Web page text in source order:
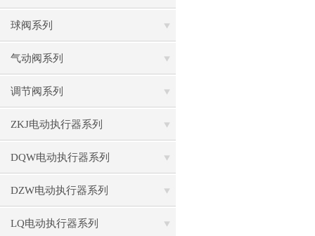
球阀系列
气动阀系列
调节阀系列
ZKJ电动执行器系列
DQW电动执行器系列
DZW电动执行器系列
LQ电动执行器系列